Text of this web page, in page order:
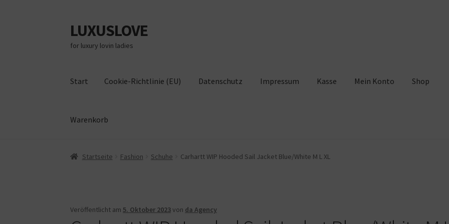
Zur
Navigation
springen
Zum
Inhalt
springen
LUXUSLOVE
for luxury lovin ladies
Start Cookie-Richtlinie (EU) Datenschutz Impressum Kasse Mein Konto Shop
Warenkorb
Start Cookie-Richtlinie (EU) Datenschutz Impressum Kasse Mein Konto Shop
Startseite Fashion Schuhe Carhartt WIP Hooded Sail Jacket Blue/White M L XL
Veröffentlicht am5. Oktober 2023von da Agency